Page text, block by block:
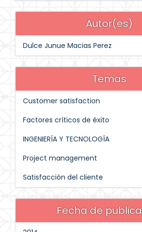
Autor(es)
Dulce Junue Macias Perez
Temas
Customer satisfaction
Factores críticos de éxito
INGENIERÍA Y TECNOLOGÍA
Project management
Satisfacción del cliente
Fecha de